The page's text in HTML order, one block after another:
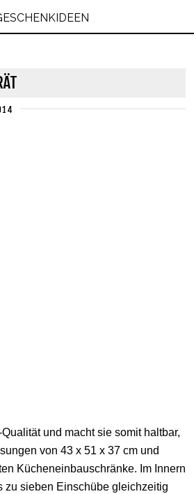
und macht sie somit haltbar,
von 43 x 51 x 37 cm und
Kücheneinbauschränke. Im Innern
zu sieben Einschübe gleichzeitig